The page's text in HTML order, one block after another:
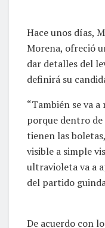
Hace unos días,
Morena, ofreció
dar detalles del
definirá su
“También se va
porque dentro de
tienen las
visible a simple
ultravioleta va a
del partido
De acuerdo con